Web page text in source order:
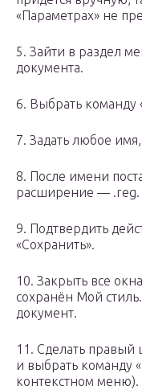
«Параметрах» не
5. Зайти в раздел
документа.
6. Выбрать команду
7. Задать любое
8. После имени
расширение — .reg.
9. Подтвердить
«Сохранить».
10. Закрыть все
сохранён Мой
документ.
11. Сделать
и выбрать команду
контекстном меню).